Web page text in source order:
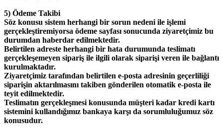
5) Ödeme Takibi
Söz konusu sistem herhangi bir sorun nedeni ile işlemi
gerçekleştiremiyorsa ödeme sayfası sonucunda ziyaretçimiz bu
durumdan haberdar edilmektedir.
Belirtilen adreste herhangi bir hata durumunda teslimatı
gerçekleşemeyen sipariş ile ilgili olarak siparişi veren ile bağlantı
kurulmaktadır.
Ziyaretçimiz tarafından belirtilen e-posta adresinin geçerliliği
siparişin aktarılmasını takiben gönderilen otomatik e-posta ile
teyit edilmektedir.
Teslimatın gerçekleşmesi konusunda müşteri kadar kredi kartı
sistemini kullandığımız bankaya karşı da sorumluluğumuz söz
konusudur.